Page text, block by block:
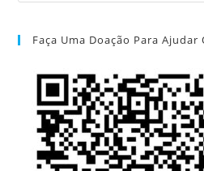
Faça Uma Doação Para